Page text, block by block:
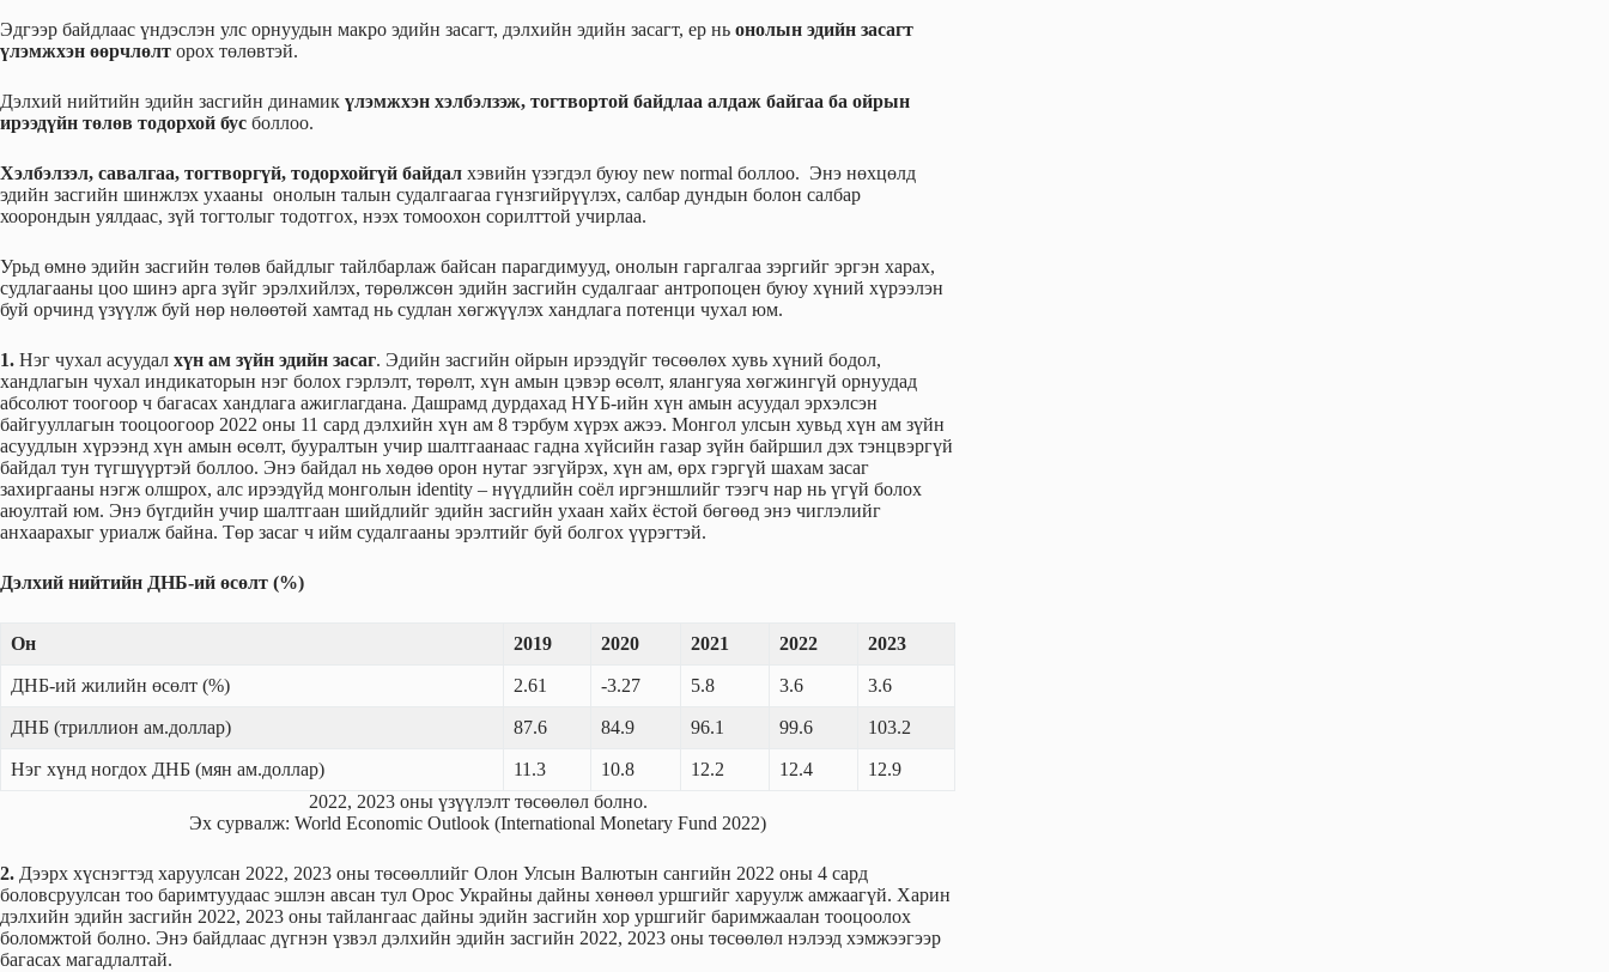
Эдгээр байдлаас үндэслэн улс орнуудын макро эдийн засагт, дэлхийн эдийн засагт, ер нь онолын эдийн засагт
үлэмжхэн өөрчлөлт орох төлөвтэй.
Дэлхий нийтийн эдийн засгийн динамик үлэмжхэн хэлбэлзэж, тогтвортой байдлаа алдаж байгаа ба ойрын
ирээдүйн төлөв тодорхой бус боллоо.
Хэлбэлзэл, савалгаа, тогтворгүй, тодорхойгүй байдал хэвийн үзэгдэл буюу new normal боллоо. Энэ нөхцөлд
эдийн засгийн шинжлэх ухааны онолын талын судалгаагаа гүнзгийрүүлэх, салбар дундын болон салбар
хоорондын уялдаас, зүй тогтолыг тодотгох, нээх томоохон сорилттой учирлаа.
Урьд өмнө эдийн засгийн төлөв байдлыг тайлбарлаж байсан парагдимууд, онолын гаргалгаа зэргийг эргэн харах,
судлагааны цоо шинэ арга зүйг эрэлхийлэх, төрөлжсөн эдийн засгийн судалгааг антропоцен буюу хүний хүрээлэн
буй орчинд үзүүлж буй нөр нөлөөтөй хамтад нь судлан хөгжүүлэх хандлага потенци чухал юм.
1. Нэг чухал асуудал хүн ам зүйн эдийн засаг. Эдийн засгийн ойрын ирээдүйг төсөөлөх хувь хүний бодол,
хандлагын чухал индикаторын нэг болох гэрлэлт, төрөлт, хүн амын цэвэр өсөлт, ялангуяа хөгжингүй орнуудад
абсолют тоогоор ч багасах хандлага ажиглагдана. Дашрамд дурдахад НҮБ-ийн хүн амын асуудал эрхэлсэн
байгууллагын тооцоогоор 2022 оны 11 сард дэлхийн хүн ам 8 тэрбум хүрэх ажээ. Монгол улсын хувьд хүн ам зүйн
асуудлын хүрээнд хүн амын өсөлт, бууралтын учир шалтгаанаас гадна хүйсийн газар зүйн байршил дэх тэнцвэргүй
байдал тун түгшүүртэй боллоо. Энэ байдал нь хөдөө орон нутаг эзгүйрэх, хүн ам, өрх гэргүй шахам засаг
захиргааны нэгж олшрох, алс ирээдүйд монголын identity – нүүдлийн соёл иргэншлийг тээгч нар нь үгүй болох
аюултай юм. Энэ бүгдийн учир шалтгаан шийдлийг эдийн засгийн ухаан хайх ёстой бөгөөд энэ чиглэлийг
анхаарахыг уриалж байна. Төр засаг ч ийм судалгааны эрэлтийг буй болгох үүрэгтэй.
Дэлхий нийтийн ДНБ-ий өсөлт (%)
Он 2019 2020 2021 2022 2023
ДНБ-ий жилийн өсөлт (%) 2.61 -3.27 5.8 3.6 3.6
ДНБ (триллион ам.доллар) 87.6 84.9 96.1 99.6 103.2
Нэг хүнд ногдох ДНБ (мян ам.доллар) 11.3 10.8 12.2 12.4
12.9
2022, 2023 оны үзүүлэлт төсөөлөл болно.
Эх сурвалж: World Economic Outlook (International Monetary Fund 2022)
2. Дээрх хүснэгтэд харуулсан 2022, 2023 оны төсөөллийг Олон Улсын Валютын сангийн 2022 оны 4 сард
боловсруулсан тоо баримтуудаас эшлэн авсан тул Орос Украйны дайны хөнөөл уршгийг харуулж амжаагүй. Харин
дэлхийн эдийн засгийн 2022, 2023 оны тайлангаас дайны эдийн засгийн хор уршгийг баримжаалан тооцоолох
боломжтой болно. Энэ байдлаас дүгнэн үзвэл дэлхийн эдийн засгийн 2022, 2023 оны төсөөлөл нэлээд хэмжээгээр
багасах магадлалтай.